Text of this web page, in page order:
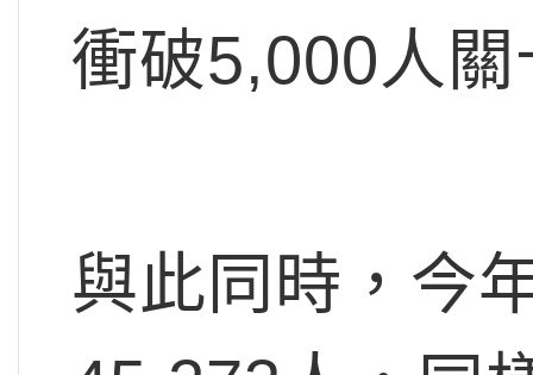
衝破5,000人關
與此同時，今